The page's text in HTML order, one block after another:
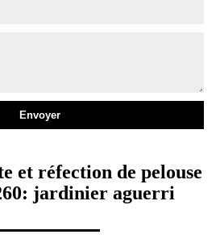
et réfection de pelouse
jardinier aguerri